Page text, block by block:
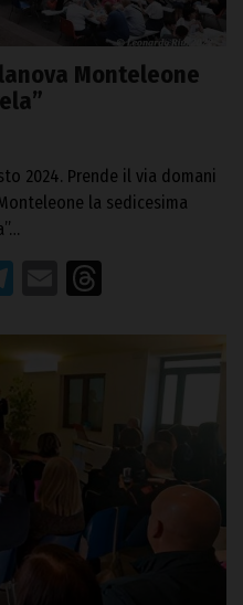
Monteleone
2024. Prende il via domani
la sedicesima
Telegram
Email